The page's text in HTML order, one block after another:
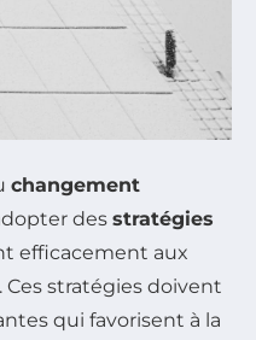
changement
des stratégies
efficacement aux
stratégies doivent
qui favorisent à la